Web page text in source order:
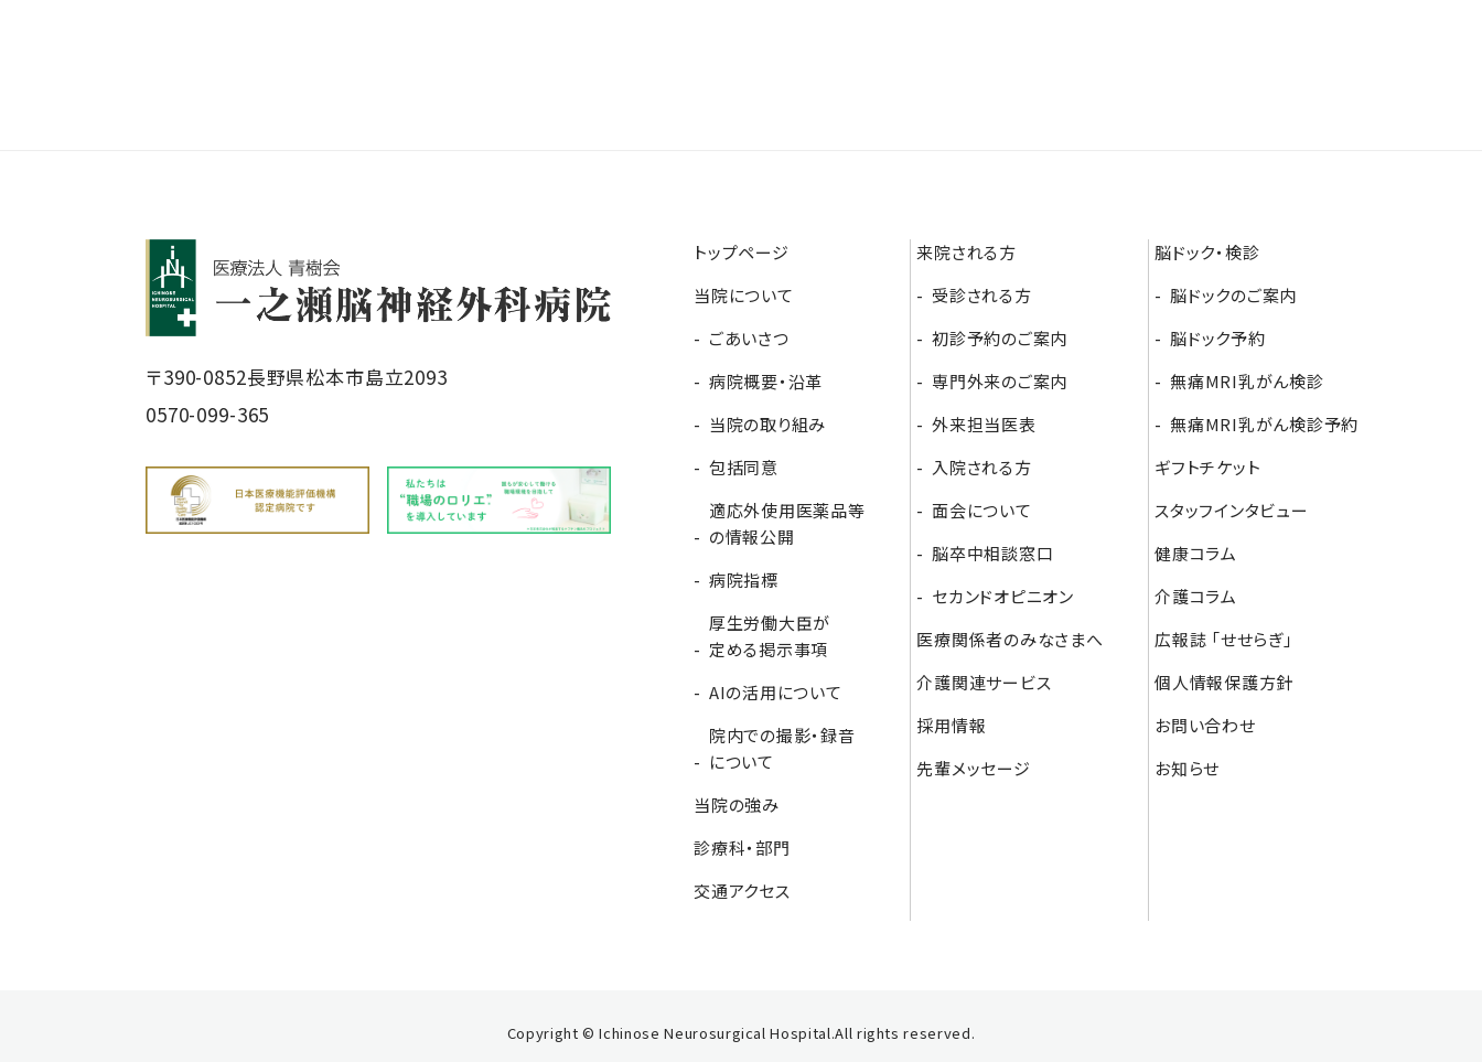
〒390-0852長野県松本市島立2093
0570-099-365
トップページ
当院について
ごあいさつ
病院概要・沿革
当院の取り組み
包括同意
適応外使用医薬品等
の情報公開
病院指標
厚生労働大臣が
定める掲示事項
AIの活用について
院内での撮影・録音
について
当院の強み
診療科・部門
交通アクセス
来院される方
受診される方
初診予約のご案内
専門外来のご案内
外来担当医表
入院される方
面会について
脳卒中相談窓口
セカンドオピニオン
医療関係者のみなさまへ
介護関連サービス
採用情報
先輩メッセージ
脳ドック・検診
脳ドックのご案内
脳ドック予約
無痛MRI乳がん検診
無痛MRI乳がん検診予約
ギフトチケット
スタッフインタビュー
健康コラム
介護コラム
広報誌 「せせらぎ」
個人情報保護方針
お問い合わせ
お知らせ
Copyright © Ichinose Neurosurgical Hospital.All rights reserved.